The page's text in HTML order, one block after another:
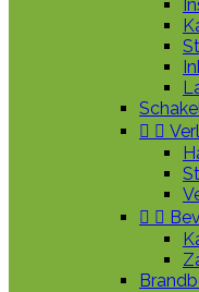
 
 